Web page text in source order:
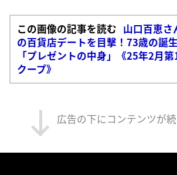
この画像の記事を読む 山口百恵
の百貨店デートを目撃！73歳の誕
「プレゼントの中身」《25年2月
クープ》
広告の下にコンテンツが